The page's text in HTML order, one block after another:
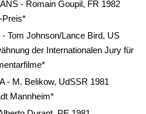
- Romain Goupil, FR 1982
Preis*
Tom Johnson/Lance Bird, US
der Internationalen Jury für
- M. Belikow, UdSSR 1981
Mannheim*